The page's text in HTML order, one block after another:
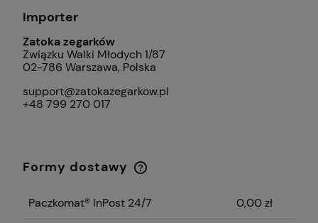
Importer
Zatoka zegarków
Związku Walki Młodych 1/87
02-786 Warszawa, Polska
support@zatokazegarkow.pl
+48 799 270 017
Formy dostawy
Cena nie zawiera ewentualnych kosztów
Paczkomat® InPost 24/7 0,00 zł